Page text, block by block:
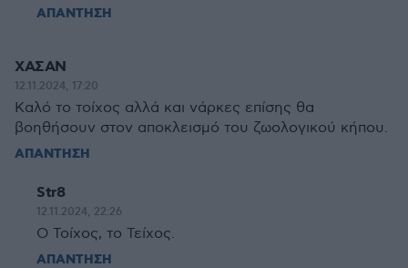
ΑΠΑΝΤΗΣΗ
ΧΑΣΑΝ
12.11.2024, 17:20
Καλό το τοίχος αλλά και νάρκες επίσης θα
βοηθήσουν στον αποκλεισμό του ζωολογικού κήπου.
ΑΠΑΝΤΗΣΗ
Str8
12.11.2024, 22:26
Ο Τοίχος, το Τείχος.
ΑΠΑΝΤΗΣΗ